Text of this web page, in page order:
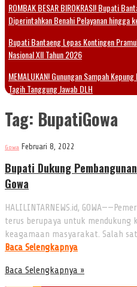
ROMBAK BESAR BIROKRASI! Bupati
Diperintahkan Benahi Pelayanan hingga
Bupati Bantaeng Lepas Kontingen
Nasional XII Tahun 2026
MEMALUKAN! Gunungan Sampah
Tagih Tanggung Jawab DLH
Tag: BupatiGowa
Gowa Februari 8, 2022
Bupati Dukung
Gowa
HALILINTARNEWS.id,
terus berupaya untuk mendukung
keagamaan masyarakat. Salah
Baca Selengkapnya
Baca Selengkapnya »